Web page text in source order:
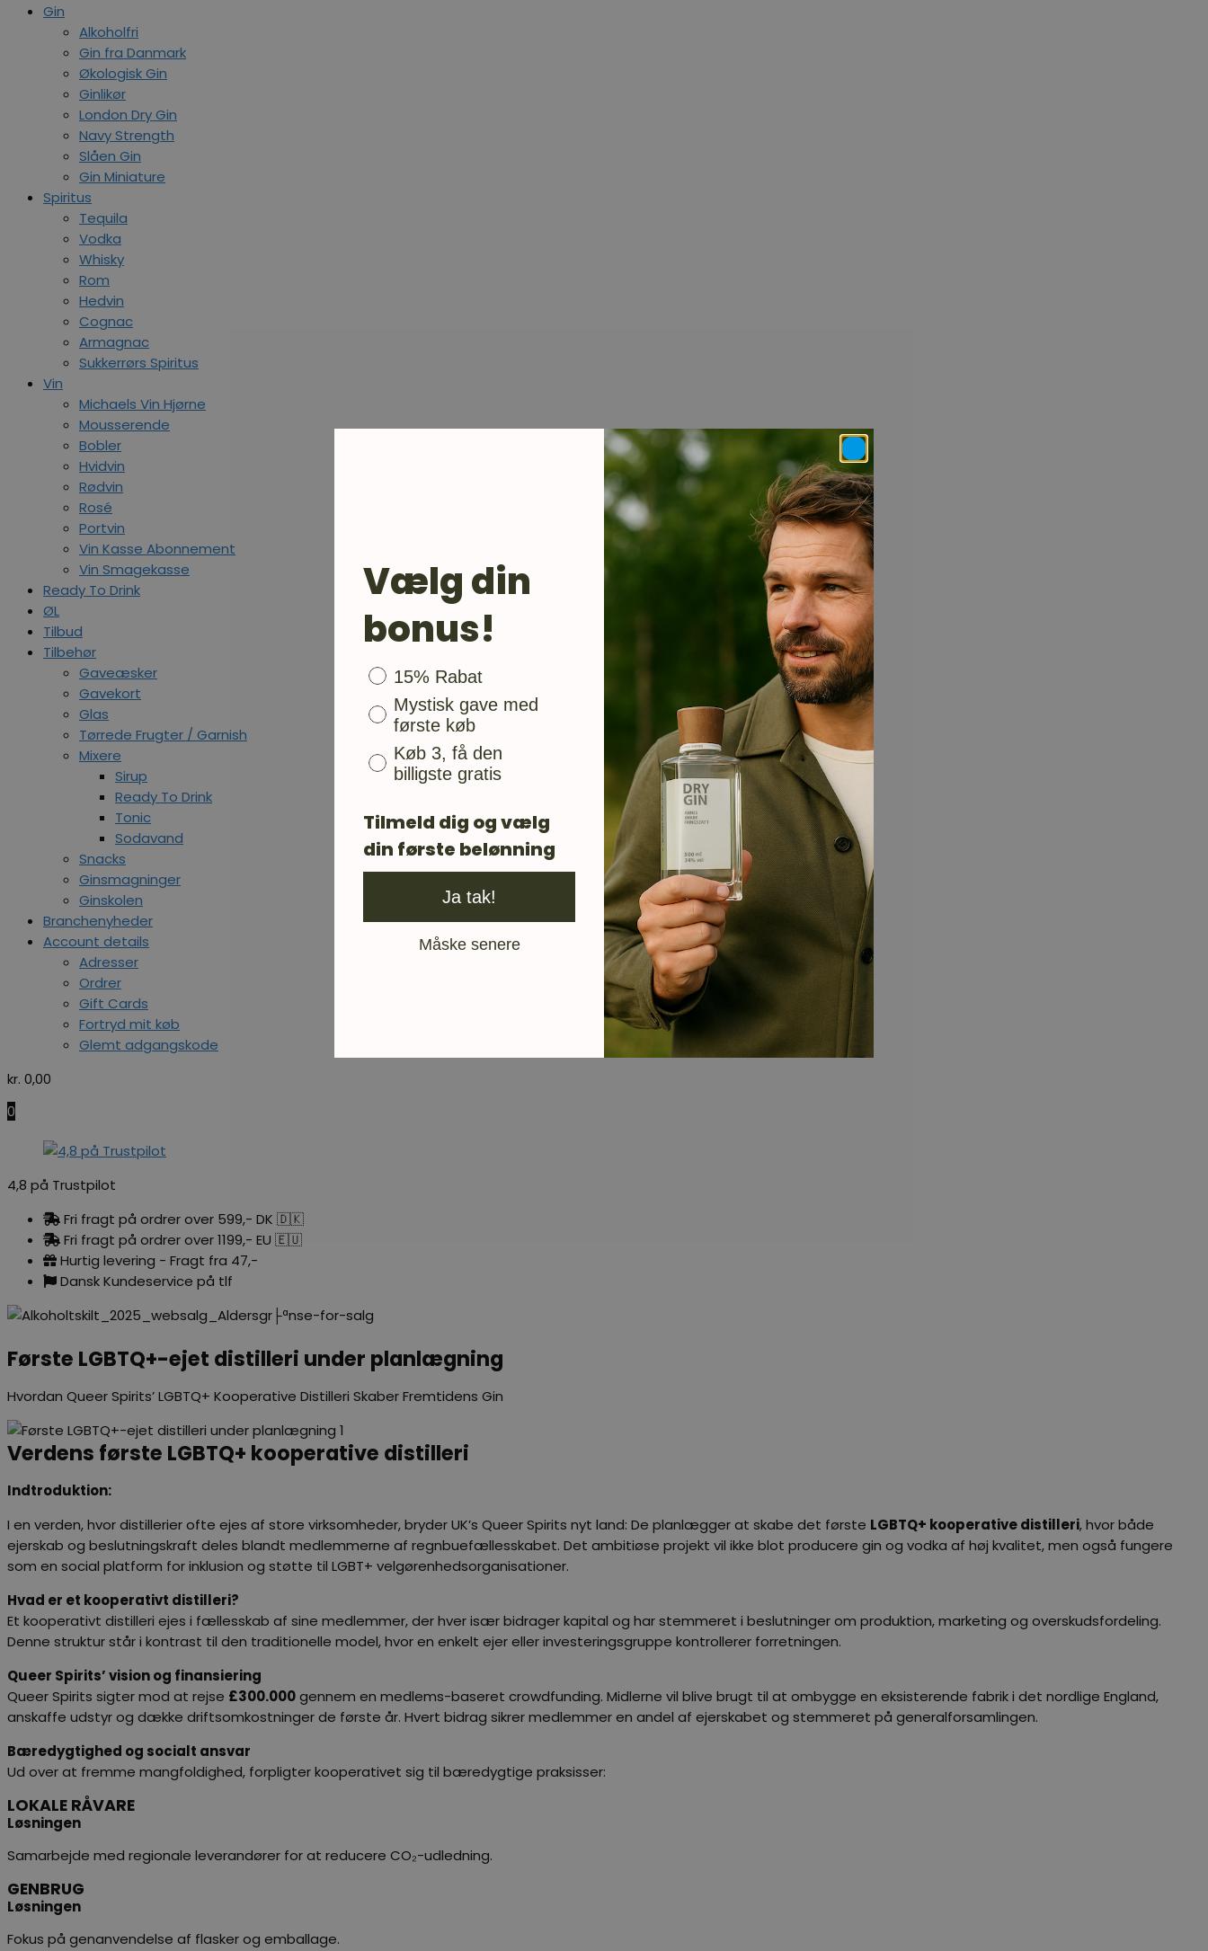
Gin
Alkoholfri
Gin fra Danmark
Økologisk Gin
Ginlikør
London Dry Gin
Navy Strength
Slåen Gin
Gin Miniature
Spiritus
Tequila
Vodka
Whisky
Rom
Hedvin
Cognac
Armagnac
Sukkerrørs Spiritus
Vin
Michaels Vin Hjørne
Mousserende
Bobler
Hvidvin
Rødvin
Rosé
Portvin
Vin Kasse Abonnement
Vin Smagekasse
Ready To Drink
ØL
Tilbud
Tilbehør
Gaveæsker
Gavekort
Glas
Tørrede Frugter / Garnish
Mixere
Sirup
Ready To Drink
Tonic
Sodavand
Snacks
Ginsmagninger
Ginskolen
Branchenyheder
Account details
Adresser
Ordrer
Gift Cards
Fortryd mit køb
Glemt adgangskode
kr. 0,00
0
4,8 på Trustpilot
Fri fragt på ordrer over 599,- DK 🇩🇰
Fri fragt på ordrer over 1199,- EU 🇪🇺
Hurtig levering - Fragt fra 47,-
Dansk Kundeservice på tlf
Første LGBTQ+-ejet distilleri under planlægning
Hvordan Queer Spirits’ LGBTQ+ Kooperative Distilleri Skaber Fremtidens Gin
Verdens første LGBTQ+ kooperative distilleri
Indtroduktion:
I en verden, hvor distillerier ofte ejes af store virksomheder, bryder UK’s Queer Spirits nyt land: De planlægger at skabe det første LGBTQ+ kooperative distilleri, hvor både
ejerskab og beslutningskraft deles blandt medlemmerne af regnbuefællesskabet. Det ambitiøse projekt vil ikke blot producere gin og vodka af høj kvalitet, men også fungere
som en social platform for inklusion og støtte til LGBT+ velgørenhedsorganisationer.
Hvad er et kooperativt distilleri?
Et kooperativt distilleri ejes i fællesskab af sine medlemmer, der hver især bidrager kapital og har stemmeret i beslutninger om produktion, marketing og overskudsfordeling.
Denne struktur står i kontrast til den traditionelle model, hvor en enkelt ejer eller investeringsgruppe kontrollerer forretningen.
Queer Spirits’ vision og finansiering
Queer Spirits sigter mod at rejse £300.000gennem en medlems-baseret crowdfunding. Midlerne vil blive brugt til at ombygge en eksisterende fabrik i det nordlige England,
anskaffe udstyr og dække driftsomkostninger de første år. Hvert bidrag sikrer medlemmer en andel af ejerskabet og stemmeret på generalforsamlingen.
Bæredygtighed og socialt ansvar
Ud over at fremme mangfoldighed, forpligter kooperativet sig til bæredygtige praksisser:
LOKALE RÅVARE
Løsningen
Samarbejde med regionale leverandører for at reducere CO₂-udledning.
GENBRUG
Løsningen
Fokus på genanvendelse af flasker og emballage.
Vælg din
bonus!
Bonusgave
15% Rabat
Mystisk gave med
første køb
Køb 3, få den
billigste gratis
Tilmeld dig og vælg
din første belønning
Ja tak!
Måske senere